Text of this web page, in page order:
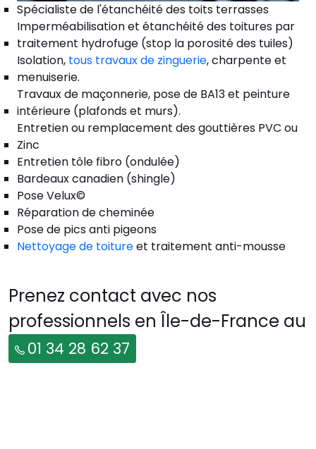
Spécialiste de l'étanchéité des toits terrasses
Imperméabilisation et étanchéité des toitures par
traitement hydrofuge (stop la porosité des tuiles)
Isolation, tous travaux de zinguerie, charpente et
menuiserie.
Travaux de maçonnerie, pose de BA13 et peinture
intérieure (plafonds et murs).
Entretien ou remplacement des gouttières PVC ou
Zinc
Entretien tôle fibro (ondulée)
Bardeaux canadien (shingle)
Pose Velux©
Réparation de cheminée
Pose de pics anti pigeons
Nettoyage de toitureet traitement anti-mousse
Prenez contact avec nos
professionnels en Île-de-France au
01 34 28 62 37